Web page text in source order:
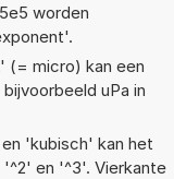
worden
(= micro) kan een
uPa in
'kubisch' kan het
en '^3'. Vierkante